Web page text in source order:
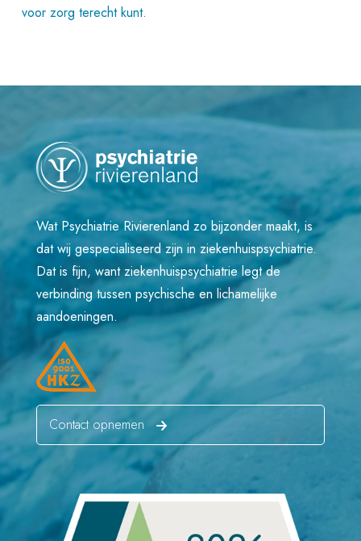
voor zorg terecht kunt.
Wat Psychiatrie Rivierenland zo bijzonder maakt, is
dat wij gespecialiseerd zijn in ziekenhuispsychiatrie.
Dat is fijn, want ziekenhuispsychiatrie legt de
verbinding tussen psychische en lichamelijke
aandoeningen.
Contact opnemen